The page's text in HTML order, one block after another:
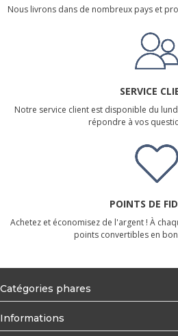
Nous livrons dans de nombreux pays et
SERVICE
Notre service client est disponible du
répondre à vos
POINTS DE
Achetez et économisez de l'argent ! À
points convertibles en
Catégories phares
Informations